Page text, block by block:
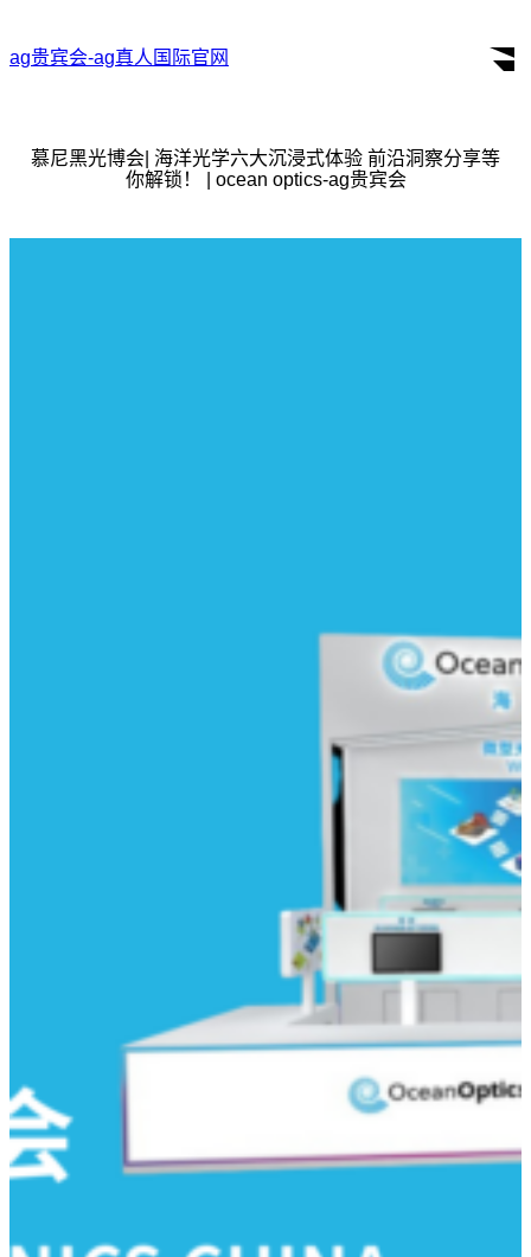
for:
ag贵宾会-ag真人国际官网
慕尼黑光博会| 海洋光学六大沉浸式体验 前沿洞察分享等
你解锁！ | ocean optics-ag贵宾会